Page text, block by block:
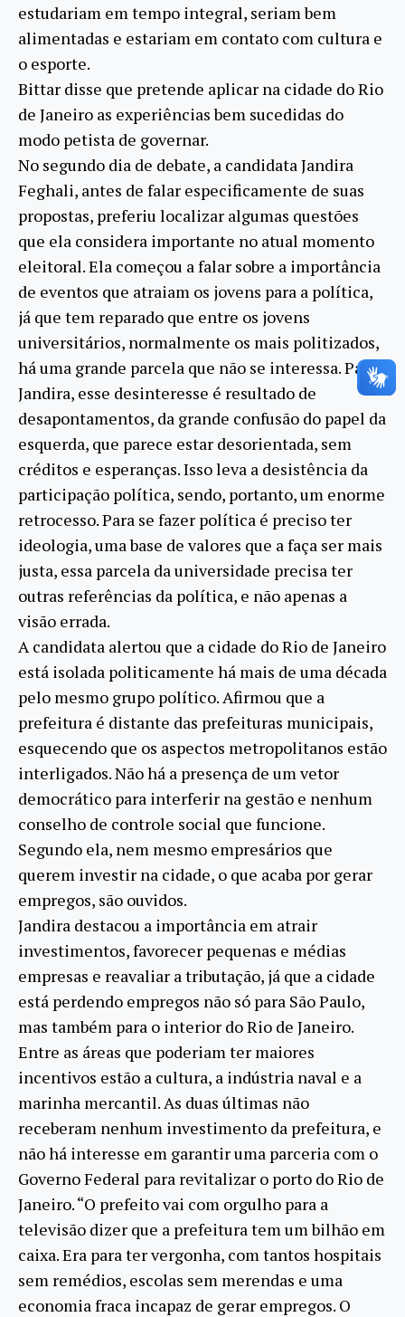
estudariam em tempo integral, seriam bem
alimentadas e estariam em contato com cultura e
o esporte.
Bittar disse que pretende aplicar na cidade do Rio
de Janeiro as experiências bem sucedidas do
modo petista de governar.
No segundo dia de debate, a candidata Jandira
Feghali, antes de falar especificamente de suas
propostas, preferiu localizar algumas questões
que ela considera importante no atual momento
eleitoral. Ela começou a falar sobre a importância
de eventos que atraiam os jovens para a política,
já que tem reparado que entre os jovens
universitários, normalmente os mais politizados,
há uma grande parcela que não se interessa. Para
Jandira, esse desinteresse é resultado de
desapontamentos, da grande confusão do papel da
esquerda, que parece estar desorientada, sem
créditos e esperanças. Isso leva a desistência da
participação política, sendo, portanto, um enorme
retrocesso. Para se fazer política é preciso ter
ideologia, uma base de valores que a faça ser mais
justa, essa parcela da universidade precisa ter
outras referências da política, e não apenas a
visão errada.
A candidata alertou que a cidade do Rio de Janeiro
está isolada politicamente há mais de uma década
pelo mesmo grupo político. Afirmou que a
prefeitura é distante das prefeituras municipais,
esquecendo que os aspectos metropolitanos estão
interligados. Não há a presença de um vetor
democrático para interferir na gestão e nenhum
conselho de controle social que funcione.
Segundo ela, nem mesmo empresários que
querem investir na cidade, o que acaba por gerar
empregos, são ouvidos.
Jandira destacou a importância em atrair
investimentos, favorecer pequenas e médias
empresas e reavaliar a tributação, já que a cidade
está perdendo empregos não só para São Paulo,
mas também para o interior do Rio de Janeiro.
Entre as áreas que poderiam ter maiores
incentivos estão a cultura, a indústria naval e a
marinha mercantil. As duas últimas não
receberam nenhum investimento da prefeitura, e
não há interesse em garantir uma parceria com o
Governo Federal para revitalizar o porto do Rio de
Janeiro. “O prefeito vai com orgulho para a
televisão dizer que a prefeitura tem um bilhão em
caixa. Era para ter vergonha, com tantos hospitais
sem remédios, escolas sem merendas e uma
economia fraca incapaz de gerar empregos. O